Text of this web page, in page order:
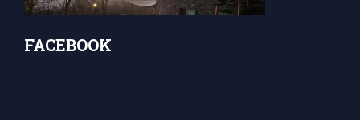
FACEBOOK